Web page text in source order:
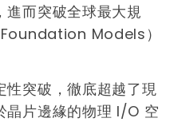
進而突破全球最大規
Models）
性突破，徹底超越了現
晶片邊緣的物理 I/O 空